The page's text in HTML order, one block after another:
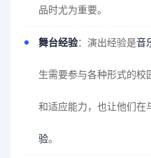
品时尤为重要。
舞台经验：演出经验是音
生需要参与各种形式的校
和适应能力，也让他们在
验。